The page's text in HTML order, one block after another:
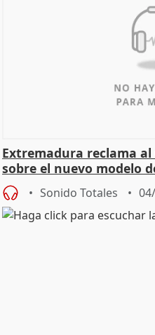
Extremadura reclama
sobre el nuevo modelo
Sonido Totales